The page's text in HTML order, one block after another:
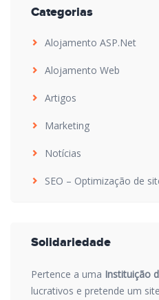
Categorias
Alojamento ASP.Net
Alojamento Web
Artigos
Marketing
Notícias
SEO – Optimização de
Solidariedade
Pertence a uma Instituição
lucrativos e pretende um